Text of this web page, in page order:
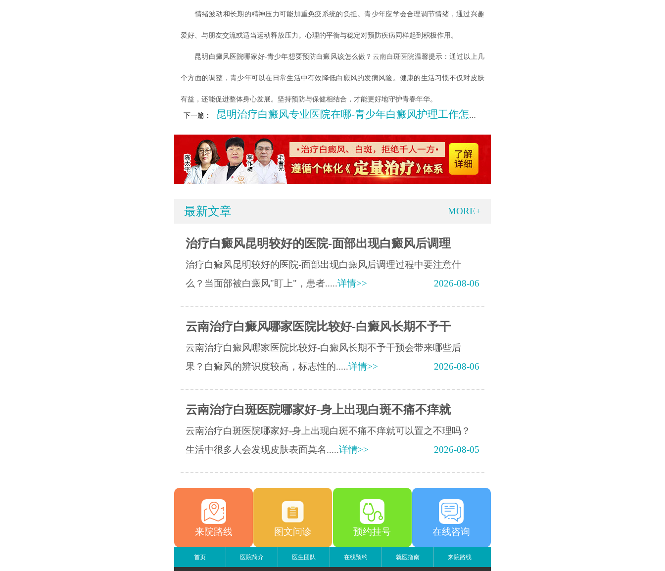
情绪波动和长期的精神压力可能加重免疫系统的负担。青少年应学会合理调节情绪，通过兴趣
爱好、与朋友交流或适当运动释放压力。心理的平衡与稳定对预防疾病同样起到积极作用。
昆明白癜风医院哪家好-青少年想要预防白癜风该怎么做？ 云南白斑医院温馨提示：通过以上几
个方面的调整，青少年可以在日常生活中有效降低白癜风的发病风险。健康的生活习惯不仅对皮肤
有益，还能促进整体身心发展。坚持预防与保健相结合，才能更好地守护青春年华。
下一篇： 昆明治疗白癜风专业医院在哪-青少年白癜风护理工作怎么做呢
最新文章 MORE+
治疗白癜风昆明较好的医院-面部出现白癜风后调理
治疗白癜风昆明较好的医院-面部出现白癜风后调理过程中要注意什
么？当面部被白癜风"盯上"，患者.....详情>> 2026-08-06
云南治疗白癜风哪家医院比较好-白癜风长期不予干
云南治疗白癜风哪家医院比较好-白癜风长期不予干预会带来哪些后
果？白癜风的辨识度较高，标志性的.....详情>> 2026-08-06
云南治疗白斑医院哪家好-身上出现白斑不痛不痒就
云南治疗白斑医院哪家好-身上出现白斑不痛不痒就可以置之不理吗？
生活中很多人会发现皮肤表面莫名.....详情>> 2026-08-05
来院路线 图文问诊 预约挂号 在线咨询
首页 医院简介 医生团队 在线预约 就医指南 来院路线